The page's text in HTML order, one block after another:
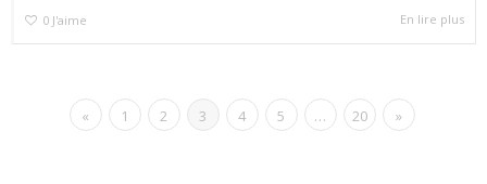
0 J'aime En lire plus
« 1 2 3 4 5 … 20 »